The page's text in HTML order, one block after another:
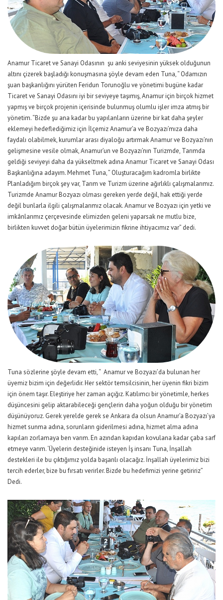
Anamur Ticaret ve Sanayi Odasının şu anki seviyesinin yüksek olduğunun
altını çizerek başladığı konuşmasına şöyle devam eden Tuna, “ Odamızın
şuan başkanlığını yürüten Feridun Torunoğlu ve yönetimi bugüne kadar
Ticaret ve Sanayi Odasını iyi bir seviyeye taşımış, Anamur için birçok hizmet
yapmış ve birçok projenin içerisinde bulunmuş olumlu işler imza atmış bir
yönetim. “Bizde şu ana kadar bu yapılanların üzerine bir kat daha şeyler
eklemeyi hedeflediğimiz için İlçemiz Anamur’a ve Bozyazı’mıza daha
faydalı olabilmek, kurumlar arası diyaloğu artırmak Anamur ve Bozyazı’nın
gelişmesine vesile olmak, Anamur’un ve Bozyazı’nın Turizmde, Tarımda
geldiği seviyeyi daha da yükseltmek adına Anamur Ticaret ve Sanayi Odası
Başkanlığına adayım. Mehmet Tuna, ” Oluşturacağım kadromla birlikte
Planladığım birçok şey var, Tarım ve Turizm üzerine ağırlıklı çalışmalarımız.
Turizmde Anamur Bozyazı olması gereken yerde değil, hak ettiği yerde
değil bunlarla ilgili çalışmalarımız olacak. Anamur ve Bozyazı için yetki ve
imkânlarımız çerçevesinde elimizden geleni yaparsak ne mutlu bize,
birlikten kuvvet doğar bütün üyelerimizin fikrine ihtiyacımız var” dedi.
Tuna sözlerine şöyle devam etti, “ Anamur ve Bozyazı’da bulunan her
üyemiz bizim için değerlidir. Her sektör temsilcisinin, her üyenin fikri bizim
için önem taşır. Eleştiriye her zaman açığız. Katılımcı bir yönetimle, herkes
düşüncesini gelip aktarabileceği gençlerin daha yoğun olduğu bir yönetim
düşünüyoruz. Gerek yerelde gerek se Ankara da olsun Anamur’a Bozyazı’ya
hizmet sunma adına, sorunların giderilmesi adına, hizmet alma adına
kapıları zorlamaya ben varım. En azından kapıdan kovulana kadar çaba sarf
etmeye varım. ‘Üyelerin desteğinide isteyen İş insanı Tuna, İnşallah
destekleri ile bu çıktığımız yolda başarılı olacağız. İnşallah üyelerimiz bizi
tercih ederler, bize bu fırsatı verirler. Bizde bu hedefimizi yerine getiririz”
Dedi.